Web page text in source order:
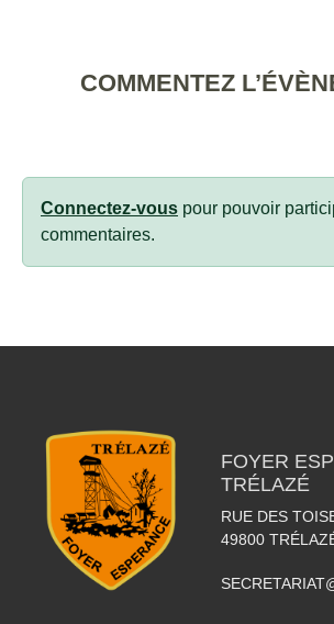
COMMENTEZ
Connectez-vous pour pouvoir
commentaires.
FOYER
TRÉLAZÉ
RUE DES
49800